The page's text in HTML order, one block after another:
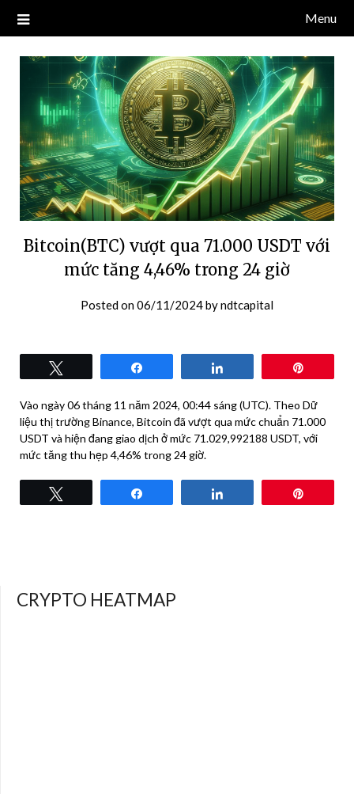
NDT CAPITAL | BLOG TIỀN
ĐIỆN TỬ CRYPTO
Blog về thị trường crypto, tiền điện tử, tiền mã hoá, công nghệ
blockchain.
Menu
Bitcoin(BTC) vượt qua 71.000 USDT với
mức tăng 4,46% trong 24 giờ
Posted on06/11/2024byndtcapital
Vào ngày 06 tháng 11 năm 2024, 00:44 sáng (UTC). Theo Dữ
liệu thị trường Binance, Bitcoin đã vượt qua mức chuẩn 71.000
USDT và hiện đang giao dịch ở mức 71.029,992188 USDT, với
mức tăng thu hẹp 4,46% trong 24 giờ.
CRYPTO HEATMAP